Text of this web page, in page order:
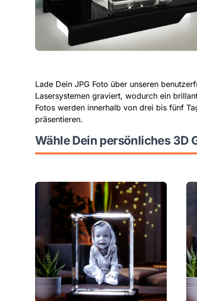
Lade Dein JPG Foto über unseren
Lasersystemen graviert, wodurch ein
Fotos werden innerhalb von drei bis fünf
präsentieren.
Wähle Dein persönliches 3D